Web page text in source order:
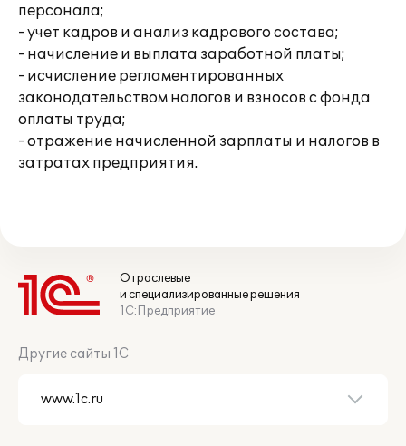
персонала;
- учет кадров и анализ кадрового состава;
- начисление и выплата заработной платы;
- исчисление регламентированных
законодательством налогов и взносов с фонда
оплаты труда;
- отражение начисленной зарплаты и налогов в
затратах предприятия.
Отраслевые
и специализированные решения
1С:Предприятие
Другие сайты 1С